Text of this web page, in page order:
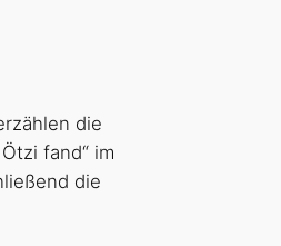
die
fand“ im
die